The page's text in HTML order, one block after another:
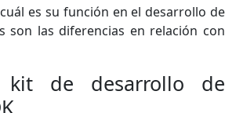
es su función en el desarrollo de
son las diferencias en relación con
de desarrollo de